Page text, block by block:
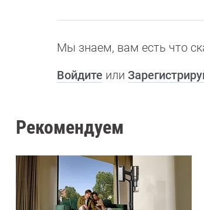
Мы знаем, вам есть что
Войдите или
Рекомендуем